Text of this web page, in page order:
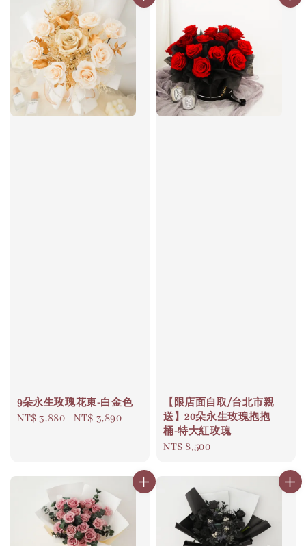
9朵永生玫瑰花束-白金色
Regular
NT$ 3,880 -NT$ 3,890
【限店面自取/台北市親
送】20朵永生玫瑰抱抱
桶-特大紅玫瑰
Regular
NT$ 8,500